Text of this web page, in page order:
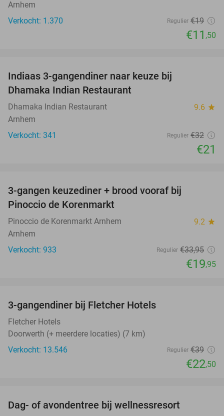
Arnhem
Verkocht: 1.370
Regulier €19
€11 ,50
Indiaas 3-gangendiner naar keuze bij
Dhamaka Indian Restaurant
Dhamaka Indian Restaurant 9.6 star
Arnhem
Verkocht: 341
Regulier €32
€21
3-gangen keuzediner + brood vooraf bij
Pinoccio de Korenmarkt
Pinoccio de Korenmarkt Arnhem 9.2 star
Arnhem
Verkocht: 933
Regulier €33,95
€19,95
3-gangendiner bij Fletcher Hotels
Fletcher Hotels
Doorwerth (+ meerdere locaties) (7 km)
Verkocht: 13.546
Regulier €39
€22,50
Dag- of avondentree bij wellnessresort